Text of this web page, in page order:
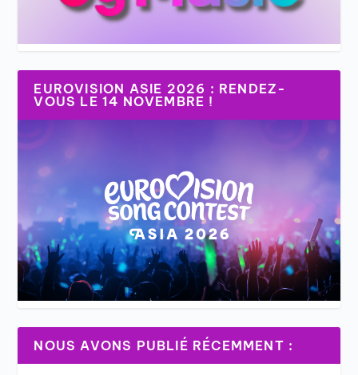
EUROVISION ASIE 2026 : RENDEZ-
VOUS LE 14 NOVEMBRE !
NOUS AVONS PUBLIÉ RÉCEMMENT :